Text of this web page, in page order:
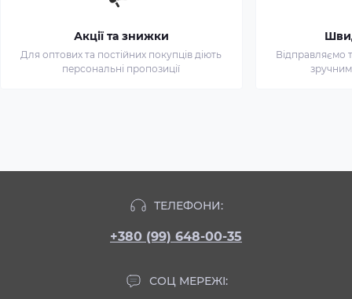
Акції та знижки
Для оптових та постійних покупців діють
персональні пропозиції
Відправляємо
ТЕЛЕФОНИ:
+380 (99) 648-00-35
СОЦ МЕРЕЖІ: